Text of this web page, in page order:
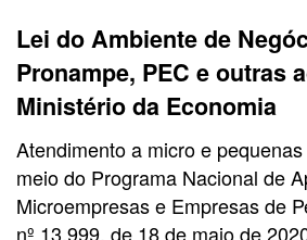
Lei do Ambiente de
Pronampe, PEC e outras
Ministério da Economia
Atendimento a micro e
meio do Programa Nacional de
Microempresas e Empresas de
nº 13.999, de 18 de maio de